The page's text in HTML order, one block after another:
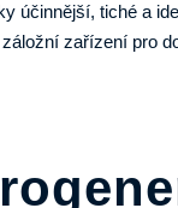
účinnější, tiché a
zařízení pro